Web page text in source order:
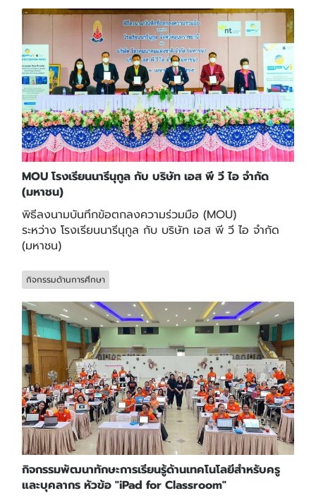
MOU โรงเรียนนารีนุกูล กับ บริษัท เอส พี วี ไอ จำกัด
(มหาชน)
พิธีลงนามบันทึกข้อตกลงความร่วมมือ (MOU)
ระหว่าง โรงเรียนนารีนุกูล กับ บริษัท เอส พี วี ไอ จำกัด
(มหาชน)
กิจกรรมด้านการศึกษา
กิจกรรมพัฒนาทักษะการเรียนรู้ด้านเทคโนโลยีสำหรับครู
และบุคลากร หัวข้อ "iPad for Classroom"